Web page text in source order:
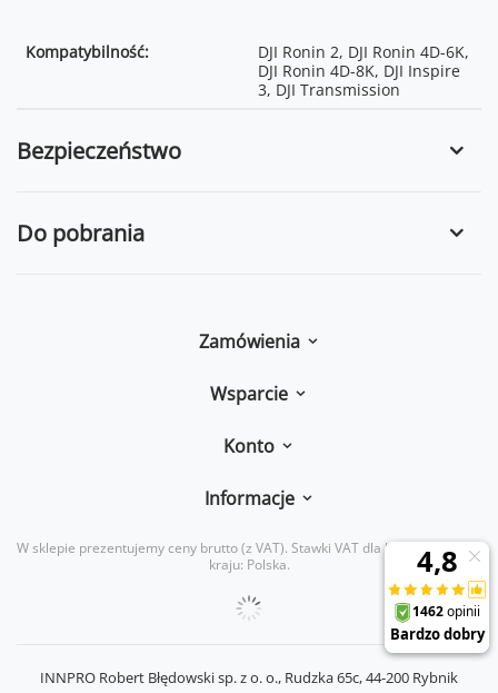
Kompatybilność:
DJI Ronin 2, DJI Ronin 4D-6K,
DJI Ronin 4D-8K, DJI Inspire
3, DJI Transmission
Bezpieczeństwo
Do pobrania
Zamówienia
Wsparcie
Konto
Informacje
W sklepie prezentujemy ceny brutto (z VAT). Stawki VAT dla konsumentów z
kraju: Polska.
INNPRO Robert Błędowski sp. z o. o., Rudzka 65c,44-200 Rybnik